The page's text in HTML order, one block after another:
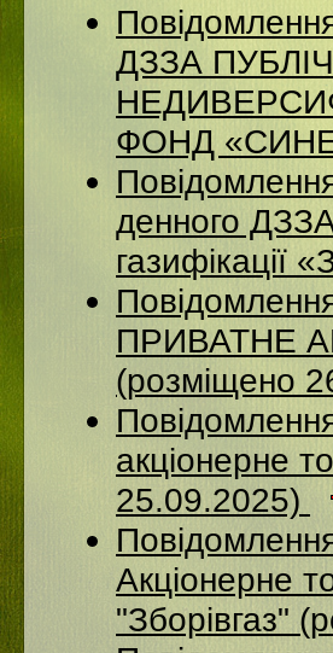
ДЗЗА
ФОНД
денного
газифікації
ПРИВАТНЕ
(розміщено
акціонерне
25.09.2025)
Акціонерне
"Зборівгаз"